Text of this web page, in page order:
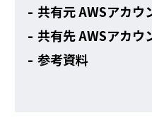
共有元 AWSアカウ
共有先 AWSアカウ
参考資料